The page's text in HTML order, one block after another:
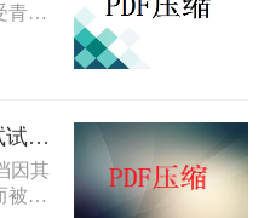
青
丰
，
，助
传输
pdf文档怎么压缩小一点？试试这5个压缩方法！
因其
被广